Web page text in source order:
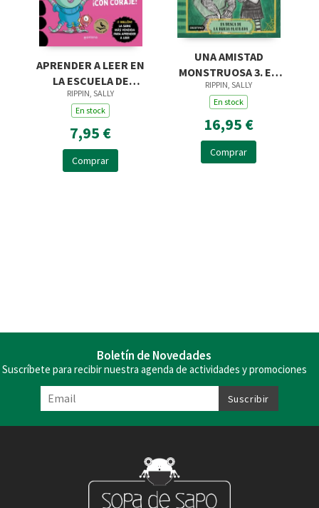
APRENDER A LEER EN
LA ESCUELA DE
MONSTRUOS 22 - AL
RESCATE, ¡CON
CORAJE!
RIPPIN, SALLY
En stock
7,95 €
Comprar
UNA AMISTAD
MONSTRUOSA 3. EN
BUSCA DE LA BRUJA
PLATEADA
RIPPIN, SALLY
En stock
16,95 €
Comprar
Boletín de Novedades
Suscríbete para recibir nuestra agenda de actividades y promociones